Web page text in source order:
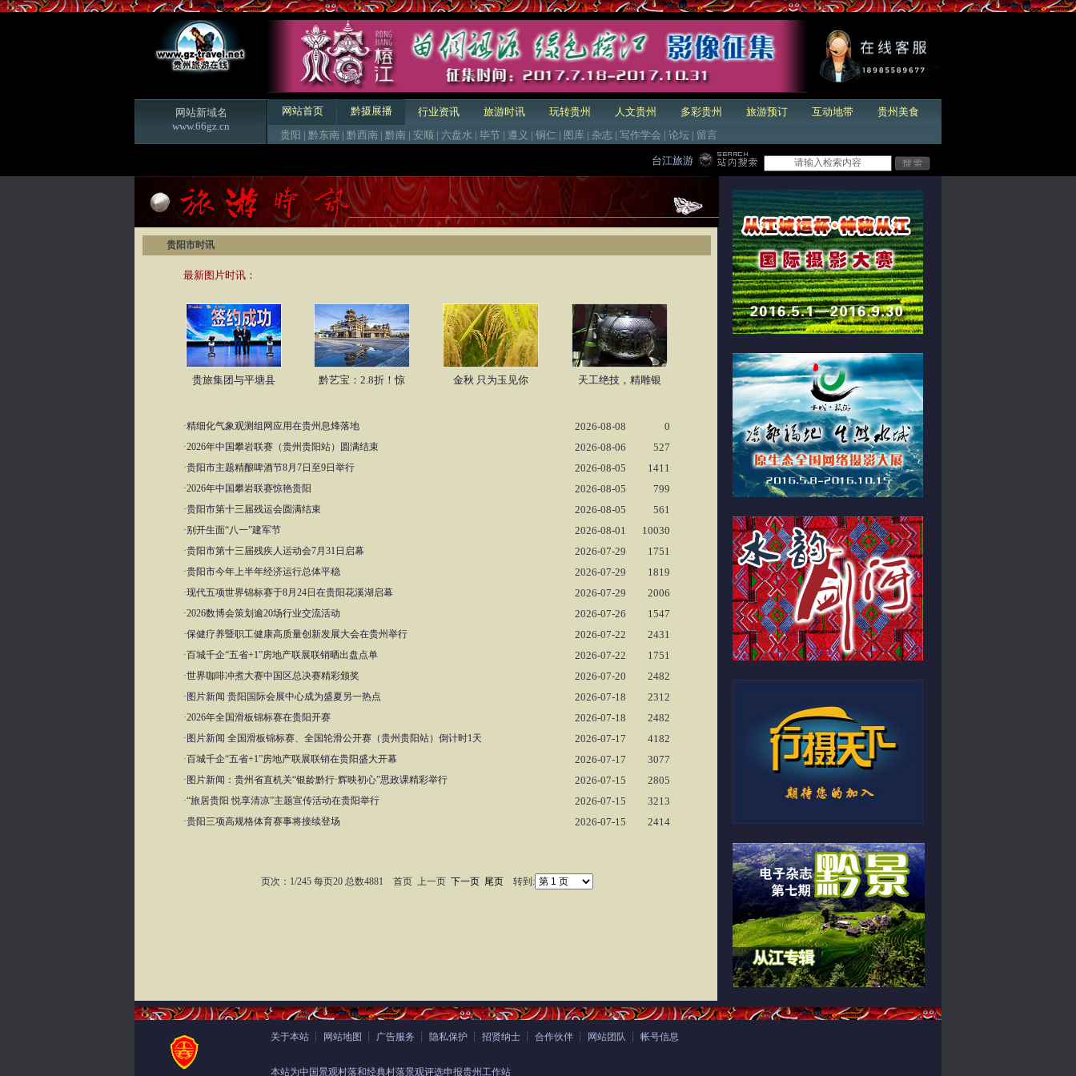
网站新域名
www.66gz.cn
网站首页 黔摄展播 行业资讯 旅游时讯 玩转贵州 人文贵州 多彩贵州 旅游预订 互动地带
贵州美食
贵阳 | 黔东南 | 黔西南 | 黔南 | 安顺 | 六盘水 | 毕节 | 遵义 | 铜仁 | 图库 | 杂志 | 写作学会 | 论坛 | 留言
台江旅游
贵阳市时讯
最新图片时讯：
贵旅集团与平塘县 黔艺宝：2.8折！惊 金秋 只为玉见你 天工绝技，精雕银
·精细化气象观测组网应用在贵州息烽落地 2026-08-08 0
·2026年中国攀岩联赛（贵州贵阳站）圆满结束 2026-08-06 527
·贵阳市主题精酿啤酒节8月7日至9日举行 2026-08-05 1411
·2026年中国攀岩联赛惊艳贵阳 2026-08-05 799
·贵阳市第十三届残运会圆满结束 2026-08-05 561
·别开生面“八一”建军节 2026-08-01 10030
·贵阳市第十三届残疾人运动会7月31日启幕 2026-07-29 1751
·贵阳市今年上半年经济运行总体平稳 2026-07-29 1819
·现代五项世界锦标赛于8月24日在贵阳花溪湖启幕 2026-07-29 2006
·2026数博会策划逾20场行业交流活动 2026-07-26 1547
·保健疗养暨职工健康高质量创新发展大会在贵州举行 2026-07-22 2431
·百城千企“五省+1”房地产联展联销晒出盘点单 2026-07-22 1751
·世界咖啡冲煮大赛中国区总决赛精彩颁奖 2026-07-20 2482
· 图片新闻 贵阳国际会展中心成为盛夏另一热点 2026-07-18 2312
·2026年全国滑板锦标赛在贵阳开赛 2026-07-18 2482
· 图片新闻 全国滑板锦标赛、全国轮滑公开赛（贵州贵阳站）倒计时1天 2026-07-17 4182
·百城千企“五省+1”房地产联展联销在贵阳盛大开幕 2026-07-17 3077
· 图片新闻：贵州省直机关“银龄黔行·辉映初心”思政课精彩举行 2026-07-15 2805
·“旅居贵阳 悦享清凉”主题宣传活动在贵阳举行 2026-07-15 3213
·贵阳三项高规格体育赛事将接续登场 2026-07-15 2414
页次：1/245 每页20 总数4881 首页 上一页 下一页 尾页转到:
关于本站 ┊ 网站地图 ┊ 广告服务 ┊ 隐私保护 ┊ 招贤纳士 ┊ 合作伙伴 ┊ 网站团队 ┊ 帐号信息
本站为中国景观村落和经典村落景观评选申报贵州工作站